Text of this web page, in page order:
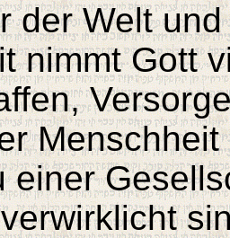
der Welt
nimmt Gott
Menschheit
einer